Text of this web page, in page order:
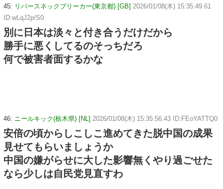
45: リバースネックブリーカー(東京都) [GB] 2026/01/08(木) 15:35:49.61
ID:wLqJ2p/S0
別に日本は淡々と付き合うだけだから
勝手に悪くしてるのそっちだろ
何で被害者面するかな
46: ニールキック(栃木県) [NL] 2026/01/08(木) 15:35:56.43 ID:FEoYATTQ0
安倍の頃からしこしこ進めてきた脱中国の成果
見せてもらいましょうか
中国の嫌がらせに大した影響無くやり過ごせた
なら少しは自民党見直すわ